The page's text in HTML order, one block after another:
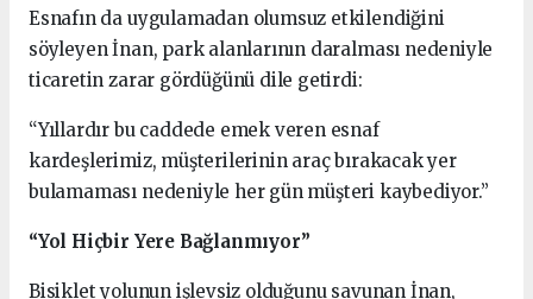
Esnafın da uygulamadan olumsuz etkilendiğini
söyleyen İnan, park alanlarının daralması nedeniyle
ticaretin zarar gördüğünü dile getirdi:
“Yıllardır bu caddede emek veren esnaf
kardeşlerimiz, müşterilerinin araç bırakacak yer
bulamaması nedeniyle her gün müşteri kaybediyor.”
“Yol Hiçbir Yere Bağlanmıyor”
Bisiklet yolunun işlevsiz olduğunu savunan İnan,